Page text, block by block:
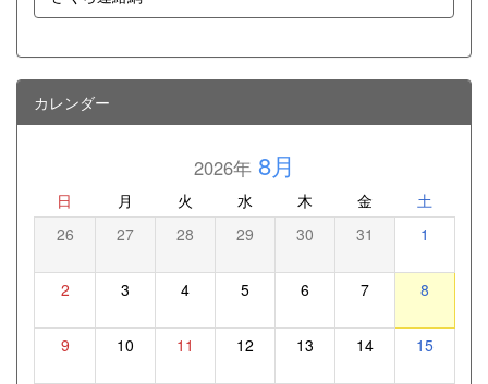
カレンダー
2026年8月
日 月 火 水 木 金 土
26 27 28 29 30 31 1
2 3 4 5 6 7 8
9 10 11 12 13 14 15